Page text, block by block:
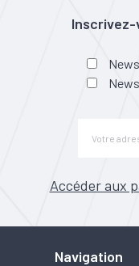
Accéder aux
Navigation